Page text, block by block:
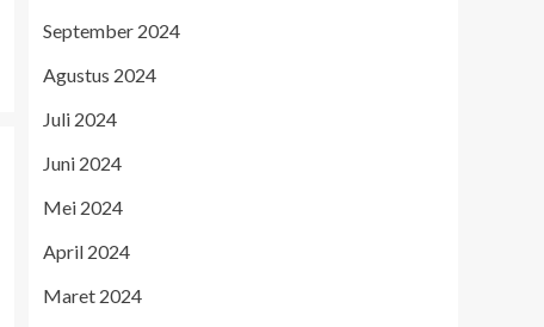
September 2024
Agustus 2024
Juli 2024
Juni 2024
Mei 2024
April 2024
Maret 2024